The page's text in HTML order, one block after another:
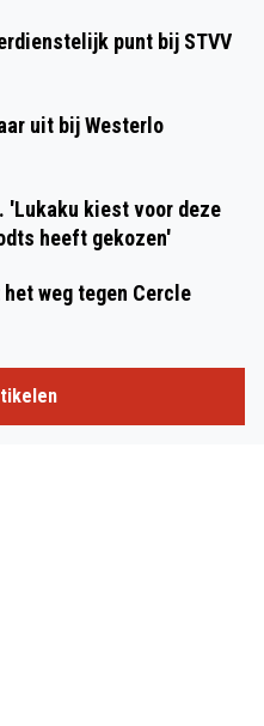
punt bij STVV
uit bij Westerlo
'Lukaku kiest voor deze
heeft gekozen'
weg tegen Cercle